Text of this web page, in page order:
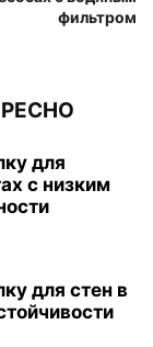
фильтром
для
с низким
для стен в